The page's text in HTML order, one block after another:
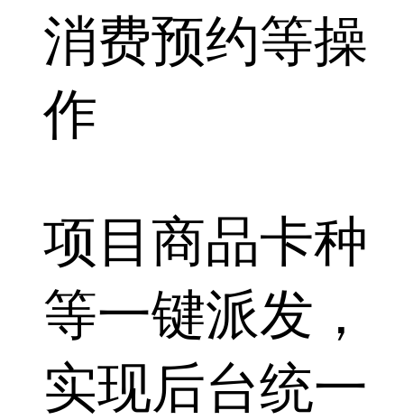
消费预约等操
作
项目商品卡种
等一键派发，
实现后台统一